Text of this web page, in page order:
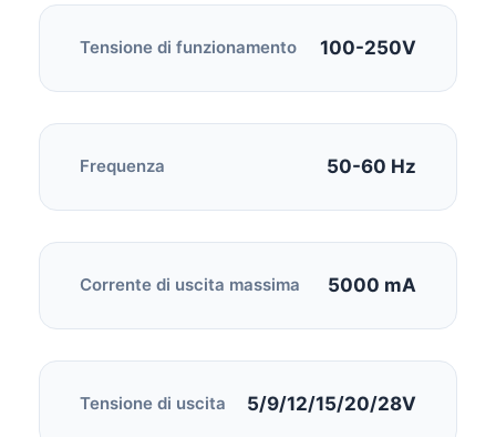
Tensione di funzionamento 100-250V
Frequenza 50-60 Hz
Corrente di uscita massima 5000 mA
Tensione di uscita 5/9/12/15/20/28V